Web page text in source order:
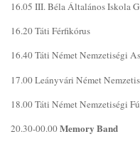
16.05 III. Béla Általános Iskola
16.20 Táti Férfikórus
16.40 Táti Német Nemzetiségi
17.00 Leányvári Német
18.00 Táti Német Nemzetiségi
20.30-00.00Memory Band